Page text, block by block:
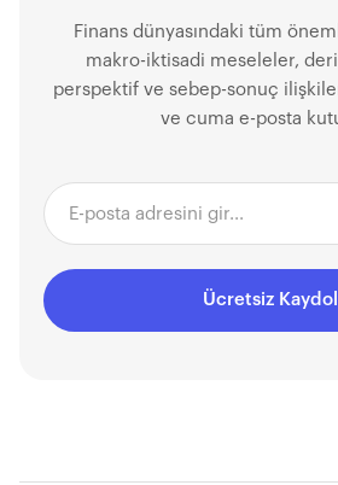
Finans dünyasındaki tüm
makro-iktisadi meseleler,
perspektif ve sebep-sonuç
ve cuma e-posta
Ücretsiz Kaydol